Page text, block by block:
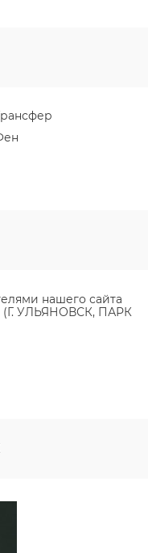
нашего сайта
(Г. УЛЬЯНОВСК, ПАРК